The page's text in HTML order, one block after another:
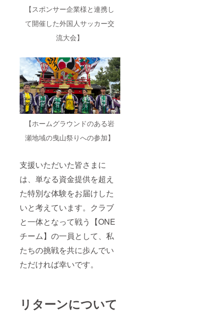
【スポンサー企業様と連携し
て開催した外国人サッカー交
流大会】
【ホームグラウンドのある岩
瀬地域の曳山祭りへの参加】
支援いただいた皆さまに
は、単なる資金提供を超え
た特別な体験をお届けした
いと考えています。クラブ
と一体となって戦う【ONE
チーム】の一員として、私
たちの挑戦を共に歩んでい
ただければ幸いです。
リターンについて